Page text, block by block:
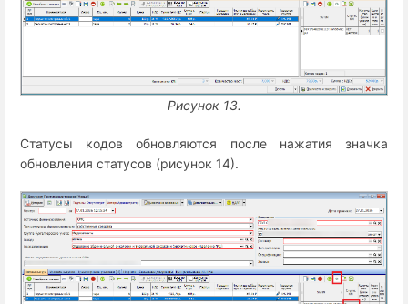
Рисунок 13.
Статусы кодов обновляются после нажатия значка
обновления статусов (рисунок 14).